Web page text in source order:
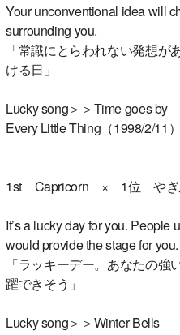
Your unconventional idea will
surrounding you.
「常識にとらわれない発想
ける日」
Lucky song＞＞Time goes by
Every Little Thing（1998/2/11）
1st Capricorn × 1位 やぎ
It’s a lucky day for you.
would provide the stage for you.
「ラッキーデー。あなたの
躍できそう」
Lucky song＞＞Winter Bells